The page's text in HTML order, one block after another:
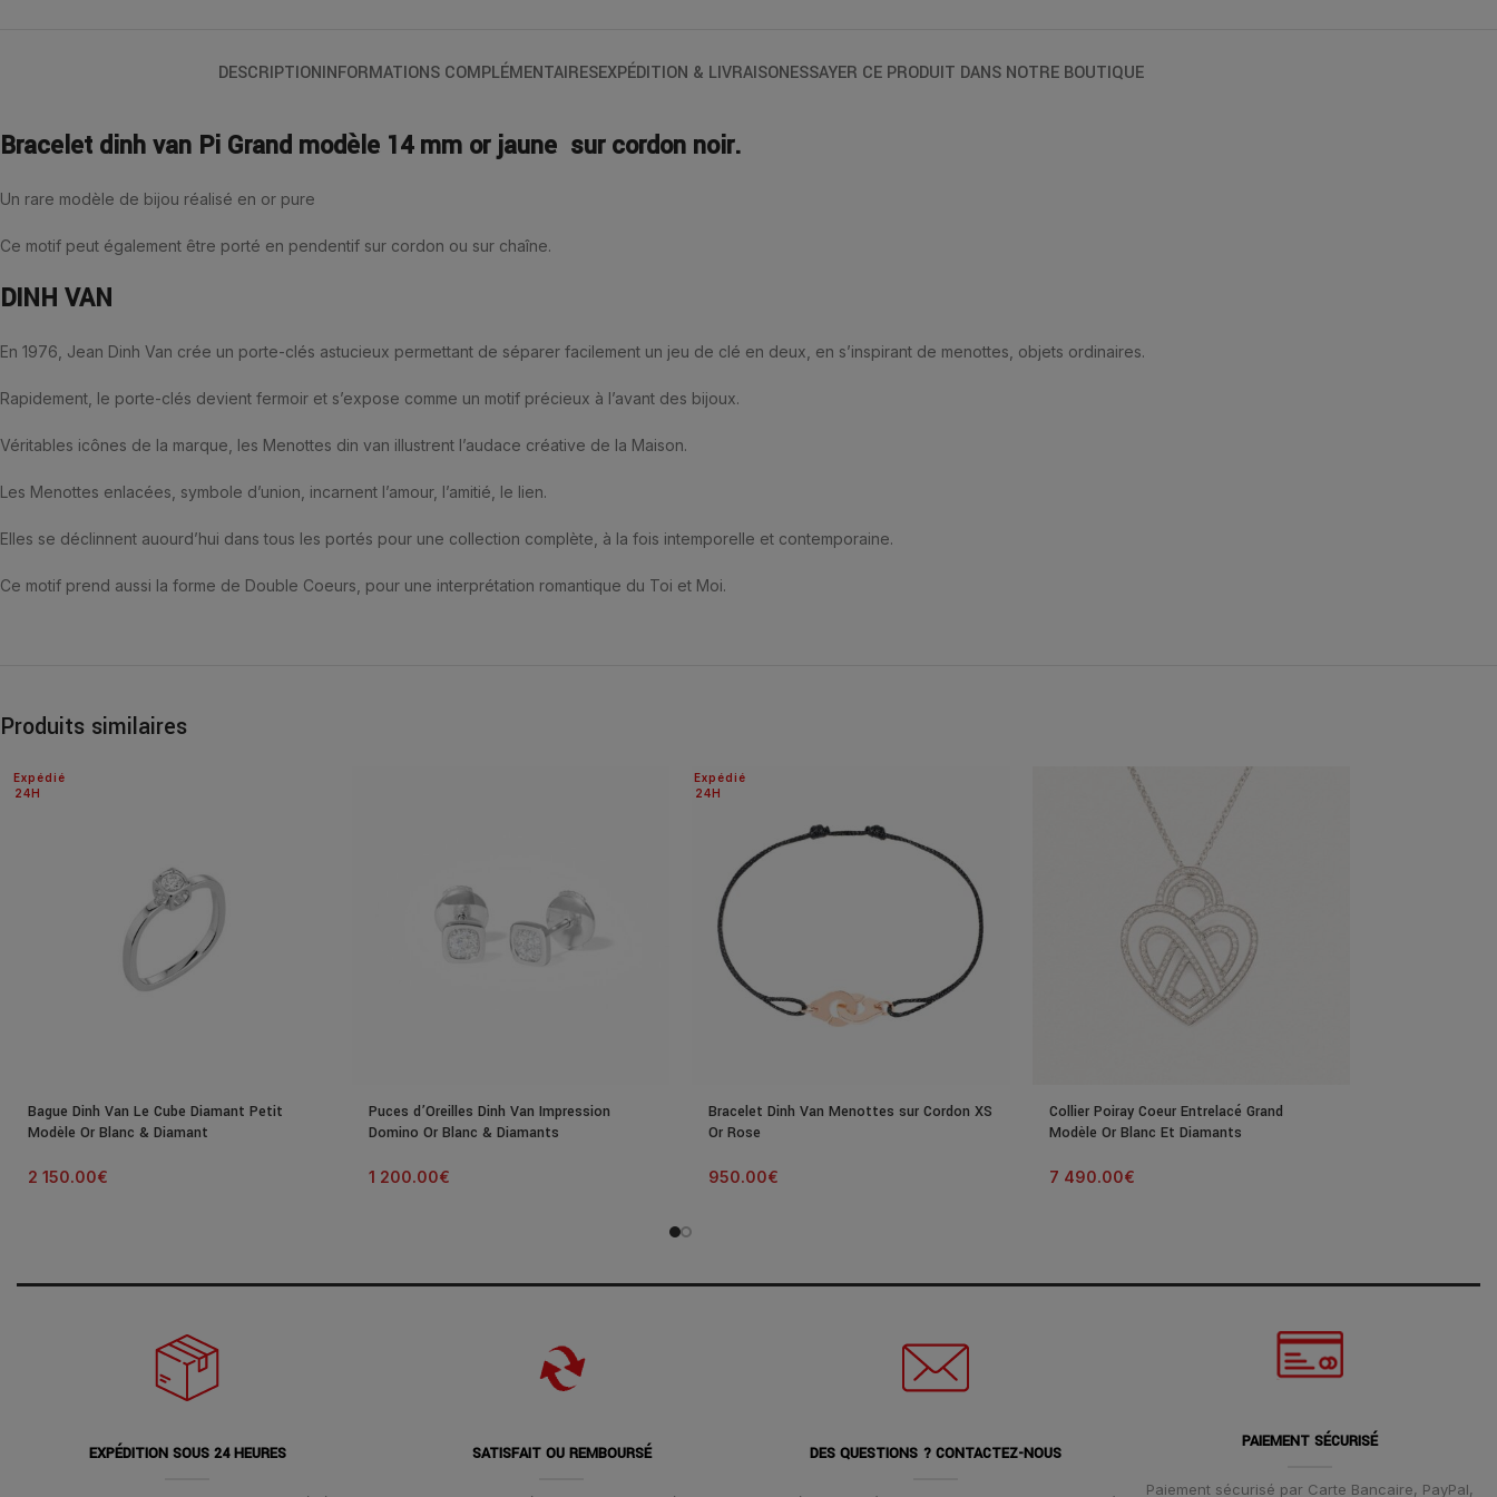
DESCRIPTIONINFORMATIONS COMPLÉMENTAIRESEXPÉDITION & LIVRAISONESSAYER CE PRODUIT DANS NOTRE BOUTIQUE
Bracelet dinh van Pi Grand modèle 14 mm or jaune sur cordon noir.
Un rare modèle de bijou réalisé en or pure
Ce motif peut également être porté en pendentif sur cordon ou sur chaîne.
DINH VAN
En 1976, Jean Dinh Van crée un porte-clés astucieux permettant de séparer facilement un jeu de clé en deux, en s’inspirant de menottes, objets ordinaires.
Rapidement, le porte-clés devient fermoir et s’expose comme un motif précieux à l’avant des bijoux.
Véritables icônes de la marque, les Menottes din van illustrent l’audace créative de la Maison.
Les Menottes enlacées, symbole d’union, incarnent l’amour, l’amitié, le lien.
Elles se déclinnent auourd’hui dans tous les portés pour une collection complète, à la fois intemporelle et contemporaine.
Ce motif prend aussi la forme de Double Coeurs, pour une interprétation romantique du Toi et Moi.
Produits similaires
24H
Expédié
Bague Dinh Van Le Cube Diamant Petit
Modèle Or Blanc & Diamant
2 150.00€
Puces d’Oreilles Dinh Van Impression
Domino Or Blanc & Diamants
1 200.00€
24H
Expédié
Bracelet Dinh Van Menottes sur Cordon XS
Or Rose
950.00€
Collier Poiray Coeur Entrelacé Grand
Modèle Or Blanc Et Diamants
7 490.00€
EXPÉDITION SOUS 24 HEURES SATISFAIT OU REMBOURSÉ DES QUESTIONS ? CONTACTEZ-NOUS
PAIEMENT SÉCURISÉ
Paiement sécurisé par Carte Bancaire, PayPal,